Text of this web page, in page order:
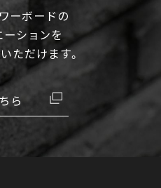
ーボードの
ションを
ただけます。
ら